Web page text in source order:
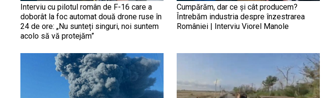
Interviu cu pilotul român de F-16 care a
doborât la foc automat două drone ruse în
24 de ore: „Nu sunteți singuri, noi suntem
acolo să vă protejăm”
Cumpărăm, dar ce și cât producem?
Întrebăm industria despre înzestrarea
României | Interviu Viorel Manole